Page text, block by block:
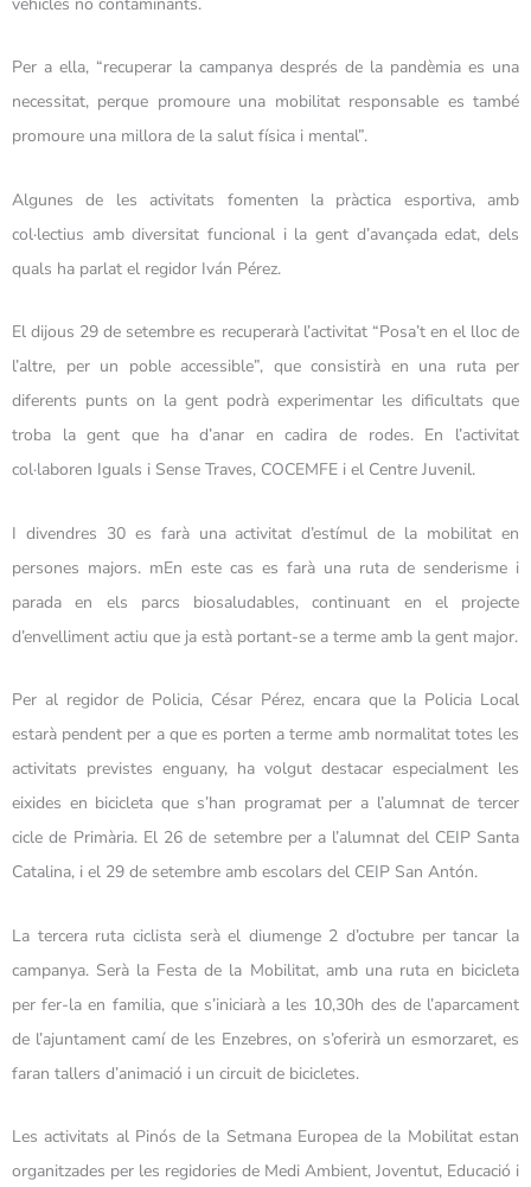
Per a ella, “recuperar la campanya després de la pandèmia es una
necessitat, perque promoure una mobilitat responsable es també
promoure una millora de la salut física i mental”.
Algunes de les activitats fomenten la pràctica esportiva, amb
col·lectius amb diversitat funcional i la gent d’avançada edat, dels
quals ha parlat el regidor Iván Pérez.
El dijous 29 de setembre es recuperarà l’activitat “Posa’t en el lloc de
l’altre, per un poble accessible”, que consistirà en una ruta per
diferents punts on la gent podrà experimentar les dificultats que
troba la gent que ha d’anar en cadira de rodes. En l’activitat
col·laboren Iguals i Sense Traves, COCEMFE i el Centre Juvenil.
I divendres 30 es farà una activitat d’estímul de la mobilitat en
persones majors. mEn este cas es farà una ruta de senderisme i
parada en els parcs biosaludables, continuant en el projecte
d’envelliment actiu que ja està portant-se a terme amb la gent major.
Per al regidor de Policia, César Pérez, encara que la Policia Local
estarà pendent per a que es porten a terme amb normalitat totes les
activitats previstes enguany, ha volgut destacar especialment les
eixides en bicicleta que s’han programat per a l’alumnat de tercer
cicle de Primària. El 26 de setembre per a l’alumnat del CEIP Santa
Catalina, i el 29 de setembre amb escolars del CEIP San Antón.
La tercera ruta ciclista serà el diumenge 2 d’octubre per tancar la
campanya. Serà la Festa de la Mobilitat, amb una ruta en bicicleta
per fer-la en familia, que s’iniciarà a les 10,30h des de l’aparcament
de l’ajuntament camí de les Enzebres, on s’oferirà un esmorzaret, es
faran tallers d’animació i un circuit de bicicletes.
Les activitats al Pinós de la Setmana Europea de la Mobilitat estan
organitzades per les regidories de Medi Ambient, Joventut, Educació i